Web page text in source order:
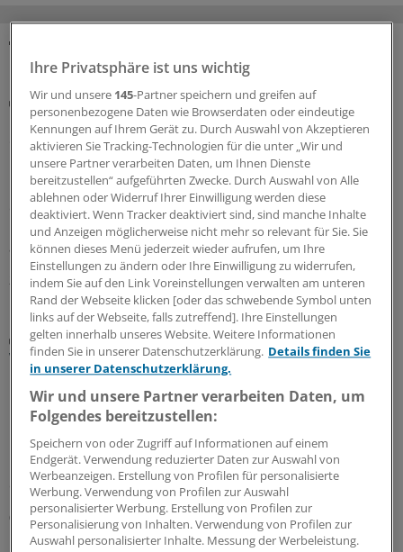
MEHR ZUM THEMA
Mit Daten von 4,2 Millionen Menschen
US-Analyse: COVID-19 verdoppelt Risiko für
chronische Rhinosinusitis
Bei Erwachsenen mit COVID-19 wurden in den Monaten
nach einem PCR-Nachweis deutlich häufiger eine
chronische Rhinosinusitis diagnostiziert als dies bei
Menschen mit negativem PCR-Test der Fall war. Das geht
aus einer US-Analyse hervor.
29.07.2026
Datenanalyse
Wieso sich der Blick in die Mundhöhle auch für
Hausärzte lohnt
Für die Mundgesundheit ihrer Patienten sollten sich
nicht nur Zahnärzte interessieren. Auch Hausärzten
kann ein Blick in den Mundraum prognostisch
interessante Informationen liefern, wie eine Studie
ergeben hat.
01.07.2026
Ihre Privatsphäre ist uns wichtig
Wir und unsere 145-Partner speichern und greifen auf
personenbezogene Daten wie Browserdaten oder eindeutige
Kennungen auf Ihrem Gerät zu. Durch Auswahl von Akzeptieren
aktivieren Sie Tracking-Technologien für die unter „Wir und
unsere Partner verarbeiten Daten, um Ihnen Dienste
bereitzustellen“ aufgeführten Zwecke. Durch Auswahl von Alle
ablehnen oder Widerruf Ihrer Einwilligung werden diese
deaktiviert. Wenn Tracker deaktiviert sind, sind manche Inhalte
und Anzeigen möglicherweise nicht mehr so relevant für Sie. Sie
können dieses Menü jederzeit wieder aufrufen, um Ihre
Einstellungen zu ändern oder Ihre Einwilligung zu widerrufen,
indem Sie auf den Link Voreinstellungen verwalten am unteren
Rand der Webseite klicken [oder das schwebende Symbol unten
links auf der Webseite, falls zutreffend]. Ihre Einstellungen
gelten innerhalb unseres Website. Weitere Informationen
finden Sie in unserer Datenschutzerklärung. Details finden Sie
in unserer Datenschutzerklärung.
Wir und unsere Partner verarbeiten Daten, um
Folgendes bereitzustellen:
Speichern von oder Zugriff auf Informationen auf einem
Endgerät. Verwendung reduzierter Daten zur Auswahl von
Werbeanzeigen. Erstellung von Profilen für personalisierte
Werbung. Verwendung von Profilen zur Auswahl
personalisierter Werbung. Erstellung von Profilen zur
Personalisierung von Inhalten. Verwendung von Profilen zur
Auswahl personalisierter Inhalte. Messung der Werbeleistung.